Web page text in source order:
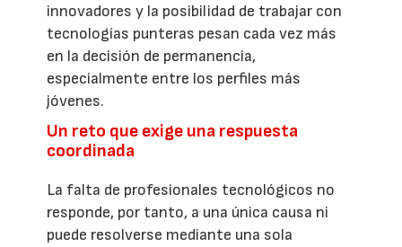
innovadores y la posibilidad de trabajar con
tecnologías punteras pesan cada vez más
en la decisión de permanencia,
especialmente entre los perfiles más
jóvenes.
Un reto que exige una respuesta
coordinada
La falta de profesionales tecnológicos no
responde, por tanto, a una única causa ni
puede resolverse mediante una sola